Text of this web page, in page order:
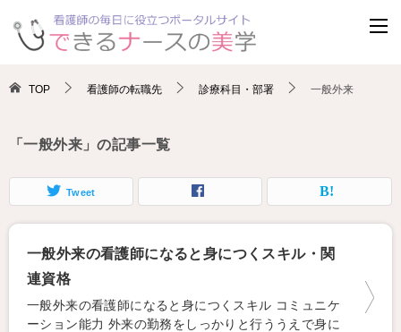
TOP 看護師の転職先 診療科目・部署 一般外来
「一般外来」の記事一覧
Tweet
一般外来の看護師になると身につくスキル・関
連資格
一般外来の看護師になると身につくスキル コミュニケ
ーション能力 外来の勤務をしっかりと行ううえで身に